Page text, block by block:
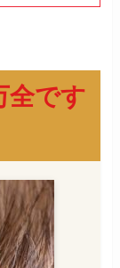
全です